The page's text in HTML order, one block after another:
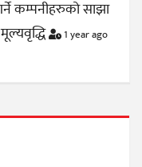
कम्पनीहरुको साझा
1 year ago